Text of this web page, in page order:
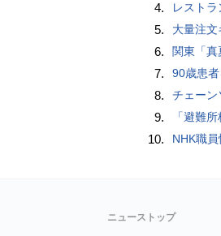
4. レスト
5. 大量注
6. 関東「
7. 90歳患
8. チェーン
9. 「避難
10. NHK職
ニューストップ